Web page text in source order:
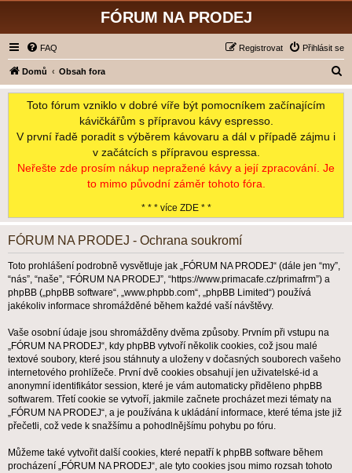
FÓRUM NA PRODEJ
FAQ Přihlásit se
Registrovat
Domů Obsah fora
l
Toto fórum vzniklo v dobré víře být pomocníkem začínajícím
kávičkářům s přípravou kávy espresso.
V první řadě poradit s výběrem kávovaru a dál v případě zájmu i
v začátcích s přípravou espressa.
Neřešte zde prosím nákup nepražené kávy a její zpracování. Je
to mimo původní záměr tohoto fóra.
* * * více ZDE * *
FÓRUM NA PRODEJ - Ochrana soukromí
Toto prohlášení podrobně vysvětluje jak „FÓRUM NA PRODEJ“ (dále jen “my”,
“nás”, “naše”, “FÓRUM NA PRODEJ”, “https://www.primacafe.cz/primafrm”) a
phpBB („phpBB software“, „www.phpbb.com“, „phpBB Limited“) používá
jakékoliv informace shromážděné během každé vaší návštěvy.
Vaše osobní údaje jsou shromážděny dvěma způsoby. Prvním při vstupu na
„FÓRUM NA PRODEJ“, kdy phpBB vytvoří několik cookies, což jsou malé
textové soubory, které jsou stáhnuty a uloženy v dočasných souborech vašeho
internetového prohlížeče. První dvě cookies obsahují jen uživatelské-id a
anonymní identifikátor session, které je vám automaticky přiděleno phpBB
softwarem. Třetí cookie se vytvoří, jakmile začnete procházet mezi tématy na
„FÓRUM NA PRODEJ“, a je používána k ukládání informace, které téma jste již
přečetli, což vede k snažšímu a pohodlnějšímu pohybu po fóru.
Můžeme také vytvořit další cookies, které nepatří k phpBB software během
procházení „FÓRUM NA PRODEJ“, ale tyto cookies jsou mimo rozsah tohoto